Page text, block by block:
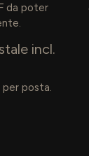
da poter
incl.
posta.